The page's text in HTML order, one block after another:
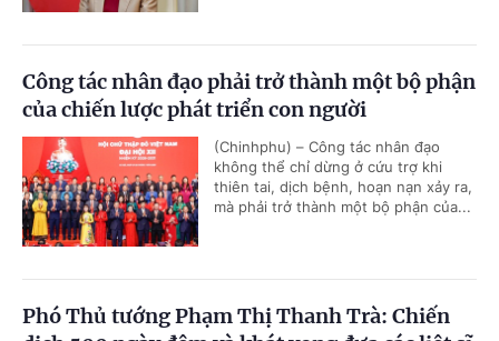
Công tác nhân đạo phải trở thành một bộ phận
của chiến lược phát triển con người
(Chinhphu) – Công tác nhân đạo
không thể chỉ dừng ở cứu trợ khi
thiên tai, dịch bệnh, hoạn nạn xảy ra,
mà phải trở thành một bộ phận của...
Phó Thủ tướng Phạm Thị Thanh Trà: Chiến